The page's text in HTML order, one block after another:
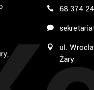
68 374
ul.
Żary